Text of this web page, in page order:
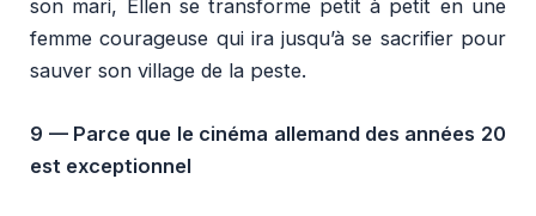
son mari, Ellen se transforme petit à petit en une
femme courageuse qui ira jusqu’à se sacrifier pour
sauver son village de la peste.
9 — Parce que le cinéma allemand des années 20
est exceptionnel